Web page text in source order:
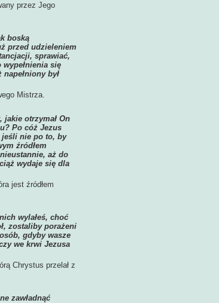
przez Jego
boską
przed udzieleniem
sprawiać,
wypełnienia się
był
Mistrza.
jakie otrzymał On
Po cóż Jezus
jeśli nie po to, by
źródłem
aż do
wydaje się dla
jest źródłem
wylałeś, choć
zostaliby porażeni
gdyby wasze
we krwi Jezusa
Chrystus przelał z
zawładnąć